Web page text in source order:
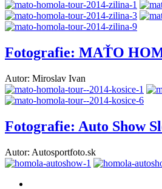
Fotografie: MAŤO
Autor: Miroslav Ivan
Fotografie: Auto Show
Autor: Autosportfoto.sk